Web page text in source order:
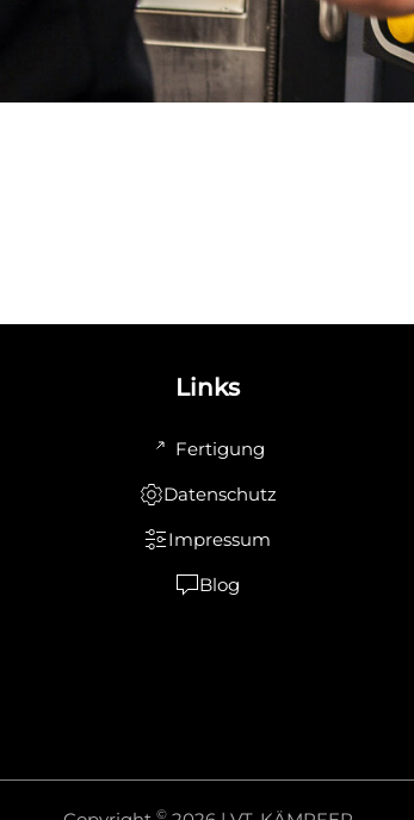
Links
Fertigung
Datenschutz
Impressum
Blog
©